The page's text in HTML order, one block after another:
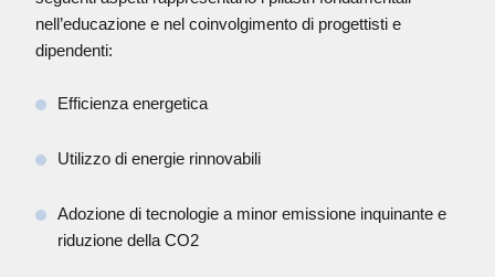
nell’educazione e nel coinvolgimento di progettisti e
dipendenti:
Efficienza energetica
Utilizzo di energie rinnovabili
Adozione di tecnologie a minor emissione inquinante e
riduzione della CO2